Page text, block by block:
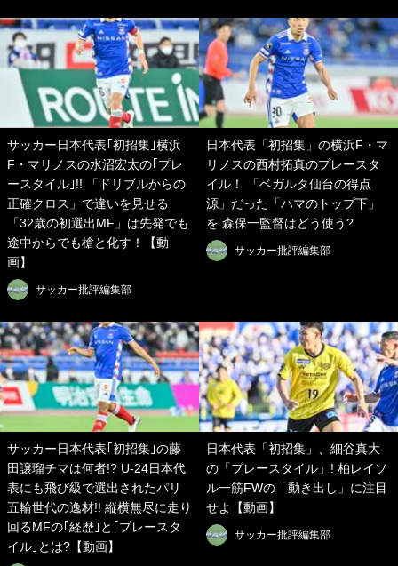
サッカー日本代表｢初招集｣横浜
F・マリノスの水沼宏太の｢プレ
ースタイル｣!! 「ドリブルからの
正確クロス」で違いを見せる
「32歳の初選出MF」は先発でも
途中からでも槍と化す！【動
画】
サッカー批評編集部
日本代表「初招集」の横浜F・マ
リノスの西村拓真のプレースタ
イル！ 「ベガルタ仙台の得点
源」だった「ハマのトップ下」
を 森保一監督はどう使う?
サッカー批評編集部
サッカー日本代表｢初招集｣の藤
田譲瑠チマは何者!? U-24日本代
表にも飛び級で選出されたパリ
五輪世代の逸材!! 縦横無尽に走り
回るMFの｢経歴｣と｢プレースタ
イル｣とは?【動画】
日本代表「初招集」、細谷真大
の「プレースタイル」! 柏レイソ
ル一筋FWの「動き出し」に注目
せよ【動画】
サッカー批評編集部